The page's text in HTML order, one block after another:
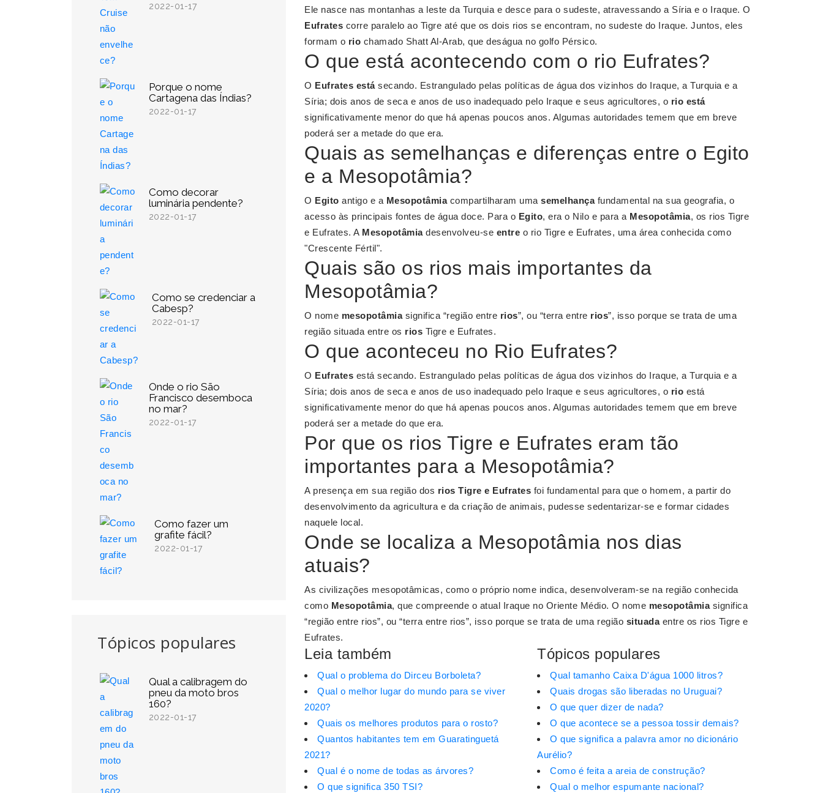
2022-01-17
Porque o nome
Cartagena das Índias?
2022-01-17
Como decorar
luminária pendente?
2022-01-17
Como se credenciar a
Cabesp?
2022-01-17
Onde o rio São
Francisco desemboca
no mar?
2022-01-17
Como fazer um
grafite fácil?
2022-01-17
Tópicos populares
Qual a calibragem do
pneu da moto bros
160?
2022-01-17
Ele nasce nas montanhas a leste da Turquia e desce para o sudeste, atravessando a Síria e o Iraque. O
Eufrates corre paralelo ao Tigre até que os dois rios se encontram, no sudeste do Iraque. Juntos, eles
formam o rio chamado Shatt Al-Arab, que deságua no golfo Pérsico.
O que está acontecendo com o rio Eufrates?
O Eufrates estásecando. Estrangulado pelas políticas de água dos vizinhos do Iraque, a Turquia e a
Síria; dois anos de seca e anos de uso inadequado pelo Iraque e seus agricultores, o rio está
significativamente menor do que há apenas poucos anos. Algumas autoridades temem que em breve
poderá ser a metade do que era.
Quais as semelhanças e diferenças entre o Egito
e a Mesopotâmia?
O Egito antigo e a Mesopotâmiacompartilharam uma semelhançafundamental na sua geografia, o
acesso às principais fontes de água doce. Para o Egito, era o Nilo e para a Mesopotâmia, os rios Tigre
e Eufrates. A Mesopotâmiadesenvolveu-se entre o rio Tigre e Eufrates, uma área conhecida como
"Crescente Fértil".
Quais são os rios mais importantes da
Mesopotâmia?
O nome mesopotâmiasignifica “região entre rios”, ou “terra entre rios”, isso porque se trata de uma
região situada entre os rios Tigre e Eufrates.
O que aconteceu no Rio Eufrates?
O Eufrates está secando. Estrangulado pelas políticas de água dos vizinhos do Iraque, a Turquia e a
Síria; dois anos de seca e anos de uso inadequado pelo Iraque e seus agricultores, o rio está
significativamente menor do que há apenas poucos anos. Algumas autoridades temem que em breve
poderá ser a metade do que era.
Por que os rios Tigre e Eufrates eram tão
importantes para a Mesopotâmia?
A presença em sua região dos rios Tigre e Eufrates foi fundamental para que o homem, a partir do
desenvolvimento da agricultura e da criação de animais, pudesse sedentarizar-se e formar cidades
naquele local.
Onde se localiza a Mesopotâmia nos dias
atuais?
As civilizações mesopotâmicas, como o próprio nome indica, desenvolveram-se na região conhecida
como Mesopotâmia, que compreende o atual Iraque no Oriente Médio. O nome mesopotâmiasignifica
“região entre rios”, ou “terra entre rios”, isso porque se trata de uma região situadaentre os rios Tigre e
Eufrates.
Leia também
Qual o problema do Dirceu Borboleta?
Qual o melhor lugar do mundo para se viver
2020?
Quais os melhores produtos para o rosto?
Quantos habitantes tem em Guaratinguetá
2021?
Qual é o nome de todas as árvores?
O que significa 350 TSI?
Tópicos populares
Qual tamanho Caixa D'água 1000 litros?
Quais drogas são liberadas no Uruguai?
O que quer dizer de nada?
O que acontece se a pessoa tossir demais?
O que significa a palavra amor no dicionário
Aurélio?
Como é feita a areia de construção?
Qual o melhor espumante nacional?